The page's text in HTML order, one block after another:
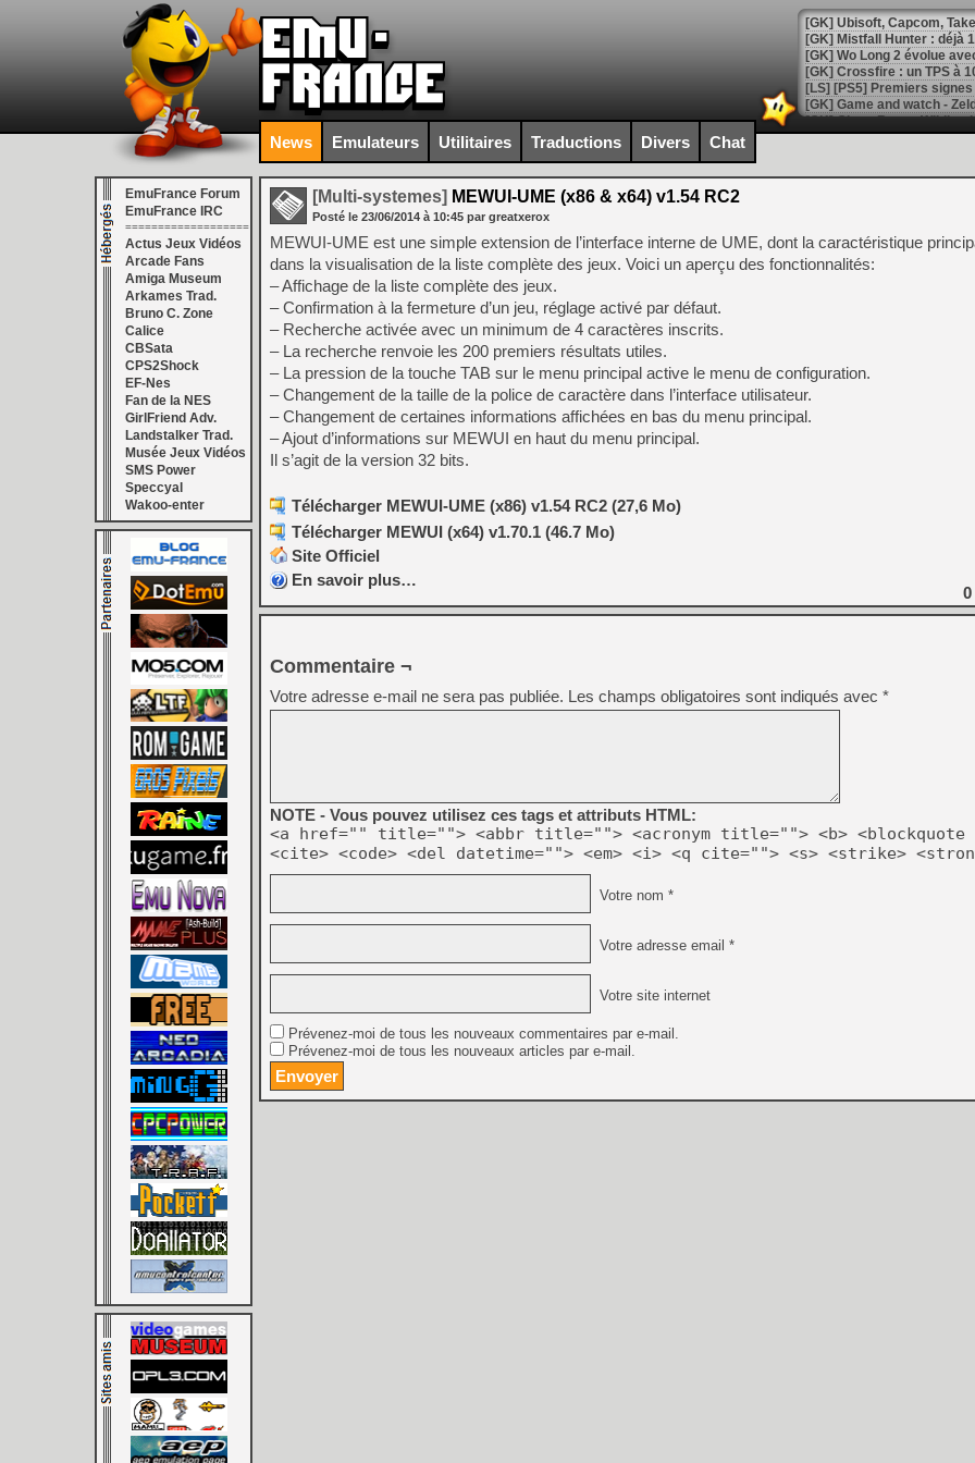
[GK] Mistfall Hunter : déjà
[GK] Wo Long 2 évolue
[GK] Crossfire : un TPS à
[LS] [PS5] Premiers
[Mo5] DOOM arrive en
[GK] Bethesda fête les 30
[GK] Roblox : l'action en
[GK] Agenda - GeForce
[LS] [PS5] ps5-y2jb-
[GK] Pourquoi Marvel
[GK] Test : Restory : Chill
[GK] GTA 6 : Rockstar
[GK] Hot Wheels Infinite
[GK] Mémoire cash -
[GK] Résultats Nintendo :
[GK] Déjà des
[Mo5] Brickboy cherche à
[GK] Minecraft et ses «
[GK] Beast of
[GK] Ubisoft : fin de partie
[GK] Mémoire cash -
[GK] Dan Houser (GTA)
[GK] Comment EA Sports
[GK] Crimson Moon : un
[GK] Isle of Reveries : le
[GK] Moonlighter 2 : The
[GK] Capcom relance
[Mo5] Deux inédits du
[GK] Le beat'em up The
News Emulateurs Utilitaires Traductions Divers Chat
EmuFrance Forum
EmuFrance IRC
===================
Actus Jeux Vidéos
Arcade Fans
Amiga Museum
Arkames Trad.
Bruno C. Zone
Calice
CBSata
CPS2Shock
EF-Nes
Fan de la NES
GirlFriend Adv.
Landstalker Trad.
Musée Jeux Vidéos
SMS Power
Speccyal
Wakoo-enter
[Multi-systemes] MEWUI-UME (x86 & x64) v1.54 RC2
Posté le 23/06/2014 à 10:45 par greatxerox
MEWUI-UME est une simple extension de l’interface interne de UME, dont la caractéristique
dans la visualisation de la liste complète des jeux. Voici un aperçu des fonctionnalités:
– Affichage de la liste complète des jeux.
– Confirmation à la fermeture d’un jeu, réglage activé par défaut.
– Recherche activée avec un minimum de 4 caractères inscrits.
– La recherche renvoie les 200 premiers résultats utiles.
– La pression de la touche TAB sur le menu principal active le menu de configuration.
– Changement de la taille de la police de caractère dans l’interface utilisateur.
– Changement de certaines informations affichées en bas du menu principal.
– Ajout d’informations sur MEWUI en haut du menu principal.
Il s’agit de la version 32 bits.
Télécharger MEWUI-UME (x86) v1.54 RC2 (27,6 Mo)
Télécharger MEWUI (x64) v1.70.1 (46.7 Mo)
Site Officiel
En savoir plus…
0
Commentaire ¬
Votre adresse e-mail ne sera pas publiée. Les champs obligatoires sont indiqués avec *
NOTE - Vous pouvez utilisez ces tags et attributs HTML:
<a href="" title=""> <abbr title=""> <acronym title=""> <b> <blockquote
<cite> <code> <del datetime=""> <em> <i> <q cite=""> <s> <strike>
Votre nom *
Votre adresse email *
Votre site internet
Prévenez-moi de tous les nouveaux commentaires par e-mail.
Prévenez-moi de tous les nouveaux articles par e-mail.